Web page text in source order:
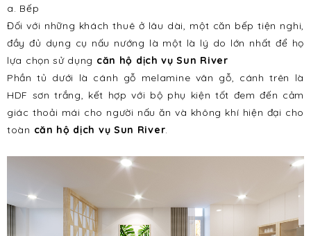
a. Bếp
Đối với những khách thuê ở lâu dài, một căn bếp tiện nghi,
đầy đủ dụng cụ nấu nướng là một là lý do lớn nhất để họ
lựa chọn sử dụng căn hộ dịch vụ Sun River
Phần tủ dưới là cánh gỗ melamine vân gỗ, cánh trên là
HDF sơn trắng, kết hợp với bộ phụ kiện tốt đem đến cảm
giác thoải mái cho người nấu ăn và không khí hiện đại cho
toàn căn hộ dịch vụ Sun River.